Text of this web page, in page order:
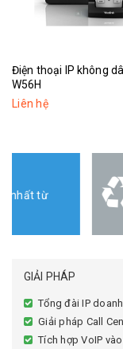
Điện thoại IP không
W56H
Liên hệ
TƯ
Cam kết
đầy đủ
GIẢI PHÁP
Tổng đài IP
Giải pháp Call
Tích hợp VoIP vào